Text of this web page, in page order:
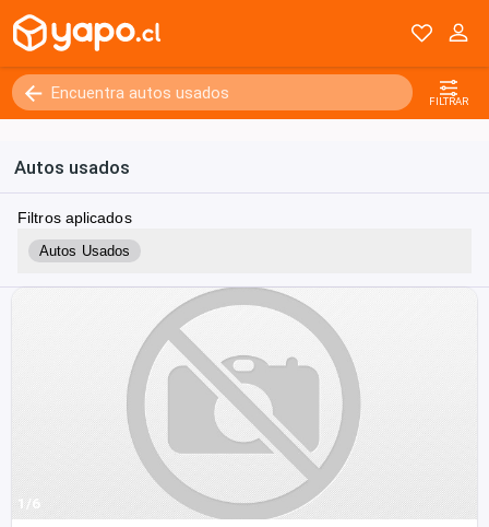
FILTRAR
Autos usados
Filtros aplicados
Autos Usados
1/6